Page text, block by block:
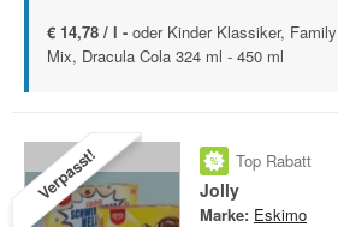
€ 14,78 / l - oder Kinder Klassiker,
Mix, Dracula Cola 324 ml - 450 ml
Verpasst! Top Rabatt
Jolly
Marke: Eskimo